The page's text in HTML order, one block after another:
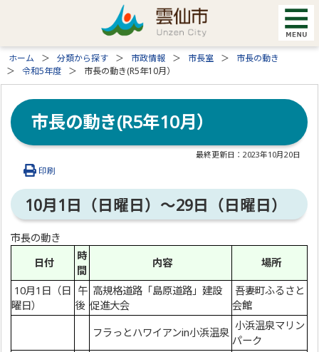
ホーム 分類から探す 市政情報 市長室
市長の動き
令和5年度
市長の動き(R5年10月）
市長の動き(R5年10月）
最終更新日：2023年10月20日
印刷
10月1日（日曜日）～29日（日曜日）
市長の動き
日付
時
間
内容 場所
10月1日（日
曜日）
午
後
高規格道路「島原道路」建設
促進大会
吾妻町ふるさと
会館
フラっとハワイアンin小浜温泉
小浜温泉マリン
パーク